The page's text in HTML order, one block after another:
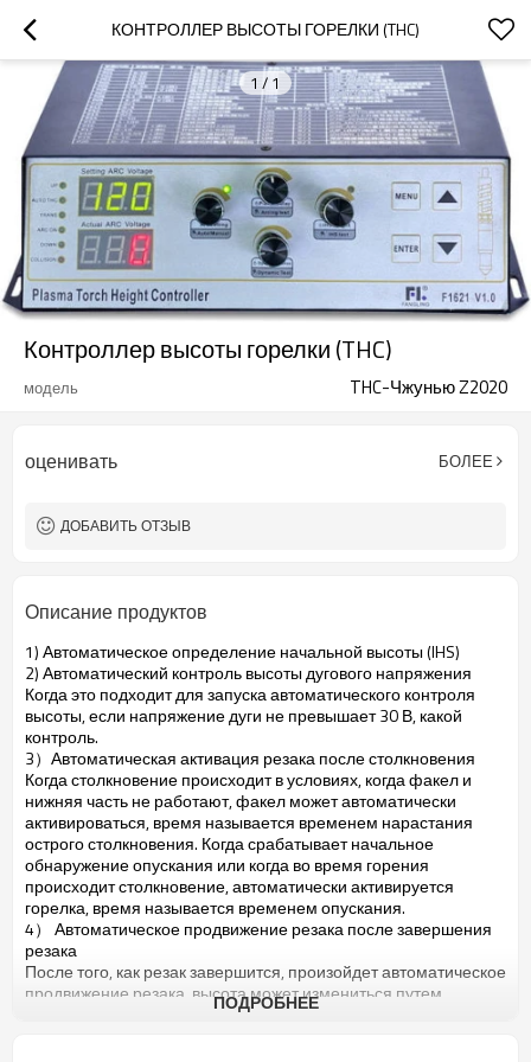
КОНТРОЛЛЕР ВЫСОТЫ ГОРЕЛКИ (THC)
1 / 1
Контроллер высоты горелки (THC)
модель THC-Чжунью Z2020
оценивать БОЛЕЕ
ДОБАВИТЬ ОТЗЫВ
Описание продуктов
1) Автоматическое определение начальной высоты (IHS)
2) Автоматический контроль высоты дугового напряжения
Когда это подходит для запуска автоматического контроля
высоты, если напряжение дуги не превышает 30 В, какой
контроль.
3）Автоматическая активация резака после столкновения
Когда столкновение происходит в условиях, когда факел и
нижняя часть не работают, факел может автоматически
активироваться, время называется временем нарастания
острого столкновения. Когда срабатывает начальное
обнаружение опускания или когда во время горения
происходит столкновение, автоматически активируется
горелка, время называется временем опускания.
4） Автоматическое продвижение резака после завершения
резака
После того, как резак завершится, произойдет автоматическое
продвижение резака, высота может измениться путем
ПОДРОБНЕЕ